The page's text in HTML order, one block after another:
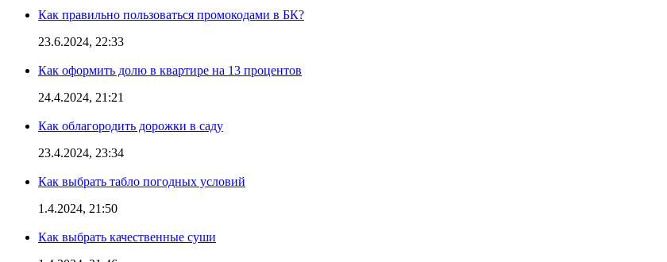
Как правильно пользоваться промокодами в БК?
23.6.2024, 22:33
Как оформить долю в квартире на 13 процентов
24.4.2024, 21:21
Как облагородить дорожки в саду
23.4.2024, 23:34
Как выбрать табло погодных условий
1.4.2024, 21:50
Как выбрать качественные суши